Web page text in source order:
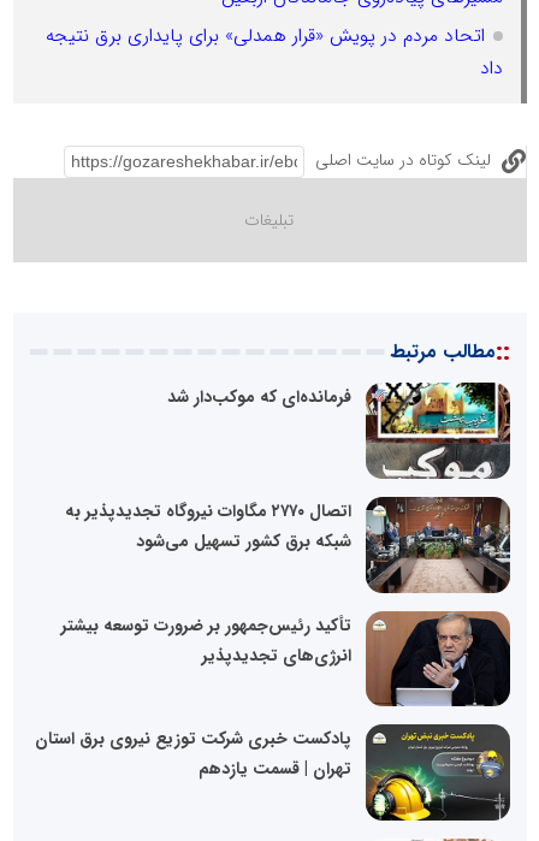
اتحاد مردم در پویش «قرار همدلی» برای پایداری برق نتیجه
داد
لینک کوتاه در سایت اصلی
::مطالب مرتبط
فرمانده‌ای که موکب‌دار شد
اتصال ۲۷۷۰ مگاوات نیروگاه تجدیدپذیر به
شبکه برق کشور تسهیل می‌شود
تأکید رئیس‌جمهور بر ضرورت توسعه بیشتر
انرژی‌های تجدیدپذیر
پادکست خبری شرکت توزیع نیروی برق استان
تهران | قسمت یازدهم